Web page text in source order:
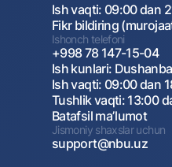
Ish vaqti: 09:00 dan
Fikr bildiring
Ishonch telefoni
+998 78 147-15-04
Ish kunlari:
Ish vaqti: 09:00 dan
Tushlik vaqti: 13:00
Batafsil maʼlumot
Jismoniy shaxslar uchun
support@nbu.uz